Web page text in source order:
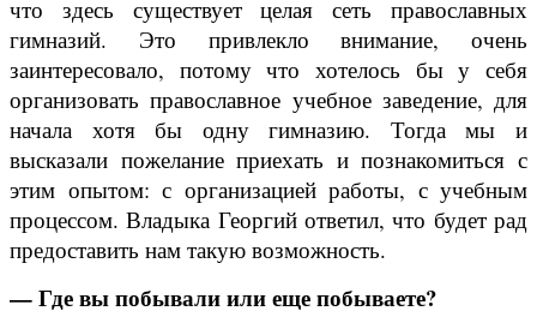
что здесь существует целая сеть православных
гимназий. Это привлекло внимание, очень
заинтересовало, потому что хотелось бы у себя
организовать православное учебное заведение, для
начала хотя бы одну гимназию. Тогда мы и
высказали пожелание приехать и познакомиться с
этим опытом: с организацией работы, с учебным
процессом. Владыка Георгий ответил, что будет рад
предоставить нам такую возможность.
— Где вы побывали или еще побываете?